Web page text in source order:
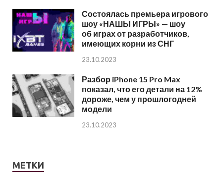
Состоялась премьера игрового
шоу «НАШЫ ИГРЫ» — шоу
об играх от разработчиков,
имеющих корни из СНГ
23.10.2023
Разбор iPhone 15 Pro Max
показал, что его детали на 12%
дороже, чем у прошлогодней
модели
23.10.2023
МЕТКИ